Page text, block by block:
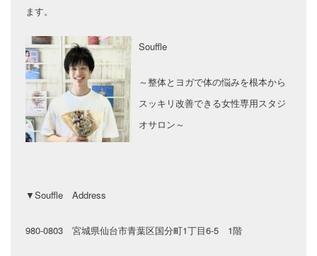
ます。
Souffle
～整体とヨガで体の悩みを根本から
スッキリ改善できる女性専用スタジ
オサロン～
▼Souffle Address
980-0803 宮城県仙台市青葉区国分町1丁目6-5 1階